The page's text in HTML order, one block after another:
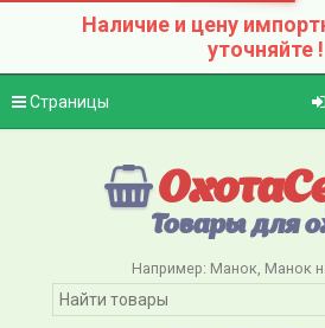
Наличие и цену
уточняйте !
Страницы
Товары для
Например: Манок Манок